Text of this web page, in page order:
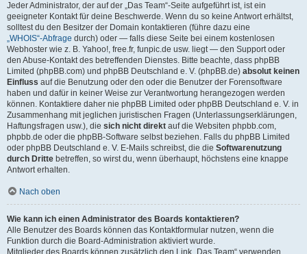
Jeder Administrator, der auf der „Das Team“-Seite aufgeführt ist, ist ein
geeigneter Kontakt für deine Beschwerde. Wenn du so keine Antwort erhältst,
solltest du den Besitzer der Domain kontaktieren (führe dazu eine
„WHOIS“-Abfrage durch) oder — falls diese Seite bei einem kostenlosen
Webhoster wie z. B. Yahoo!, free.fr, funpic.de usw. liegt — den Support oder
den Abuse-Kontakt des betreffenden Dienstes. Bitte beachte, dass phpBB
Limited (phpBB.com) und phpBB Deutschland e. V. (phpBB.de) absolut keinen
Einfluss auf die Benutzung oder den oder die Benutzer der Forensoftware
haben und dafür in keiner Weise zur Verantwortung herangezogen werden
können. Kontaktiere daher nie phpBB Limited oder phpBB Deutschland e. V. in
Zusammenhang mit jeglichen juristischen Fragen (Unterlassungserklärungen,
Haftungsfragen usw.), die sich nicht direkt auf die Websiten phpbb.com,
phpbb.de oder die phpBB-Software selbst beziehen. Falls du phpBB Limited
oder phpBB Deutschland e. V. E-Mails schreibst, die die Softwarenutzung
durch Dritte betreffen, so wirst du, wenn überhaupt, höchstens eine knappe
Antwort erhalten.
Nach oben
Wie kann ich einen Administrator des Boards kontaktieren?
Alle Benutzer des Boards können das Kontaktformular nutzen, wenn die
Funktion durch die Board-Administration aktiviert wurde.
Mitglieder des Boards können zusätzlich den Link „Das Team“ verwenden.